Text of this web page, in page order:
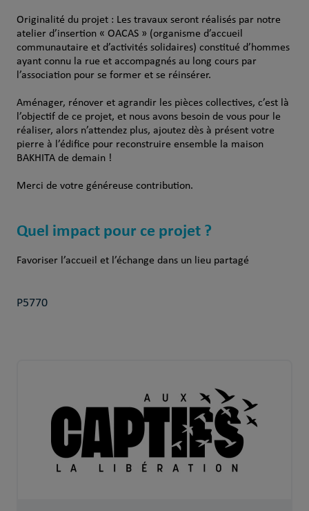
Originalité du projet : Les travaux seront réalisés par notre
atelier d’insertion « OACAS » (organisme d’accueil
communautaire et d’activités solidaires) constitué d’hommes
ayant connu la rue et accompagnés au long cours par
l’association pour se former et se réinsérer.
Aménager, rénover et agrandir les pièces collectives, c’est là
l’objectif de ce projet, et nous avons besoin de vous pour le
réaliser, alors n’attendez plus, ajoutez dès à présent votre
pierre à l’édifice pour reconstruire ensemble la maison
BAKHITA de demain !
Merci de votre généreuse contribution.
Quel impact pour ce projet ?
Favoriser l’accueil et l’échange dans un lieu partagé
P5770